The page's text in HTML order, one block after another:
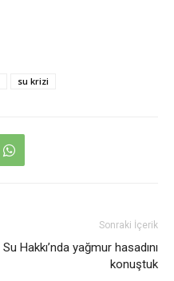
su krizi
Sonraki İçerik
Su Hakkı’nda yağmur hasadını
konuştuk